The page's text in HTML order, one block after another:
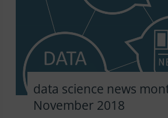
data science news
November 2018